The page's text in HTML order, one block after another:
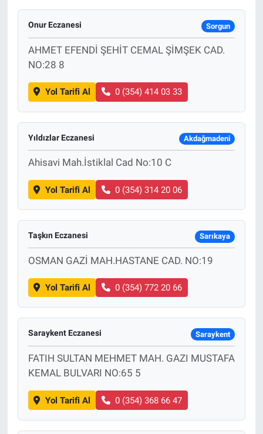
Onur Eczanesi Sorgun
AHMET EFENDİ ŞEHİT CEMAL ŞİMŞEK CAD.
NO:28 8
Yol Tarifi Al 0 (354) 414 03 33
Yıldızlar Eczanesi Akdağmadeni
Ahisavi Mah.İstiklal Cad No:10 C
Yol Tarifi Al 0 (354) 314 20 06
Taşkın Eczanesi Sarıkaya
OSMAN GAZİ MAH.HASTANE CAD. NO:19
Yol Tarifi Al 0 (354) 772 20 66
Saraykent Eczanesi Saraykent
FATIH SULTAN MEHMET MAH. GAZI MUSTAFA
KEMAL BULVARI NO:65 5
Yol Tarifi Al 0 (354) 368 66 47